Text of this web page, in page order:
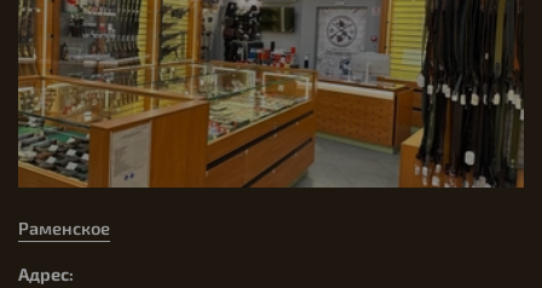
Раменское
Адрес: